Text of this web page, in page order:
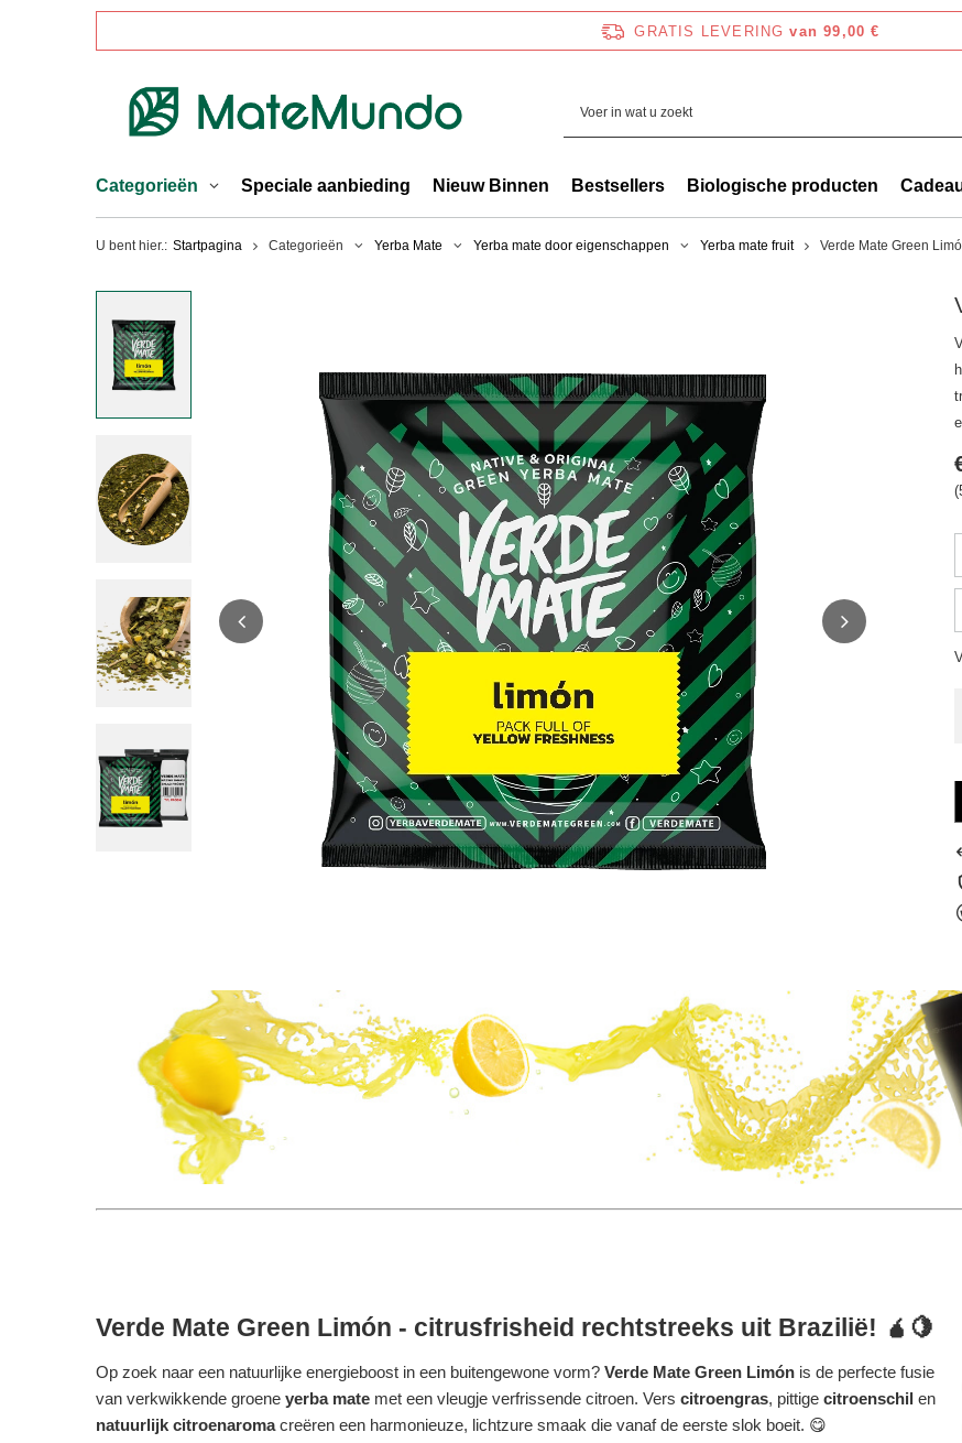
GRATIS LEVERING van 99,00 €
Categorieën Speciale aanbieding Nieuw Binnen Bestsellers Biologische producten
U bent hier.: Startpagina Categorieën Yerba Mate Yerba mate door eigenschappen Yerba mate fruit Verde Mate Green
Verde Mate Green Limón - citrusfrisheid rechtstreeks uit Brazilië! 🧉🍋
Op zoek naar een natuurlijke energieboost in een buitengewone vorm? Verde Mate Green Limón is de perfecte fusie
van verkwikkende groene yerba mate met een vleugje verfrissende citroen. Vers citroengras, pittige citroenschil en
natuurlijk citroenaromacreëren een harmonieuze, lichtzure smaak die vanaf de eerste slok boeit. 😋